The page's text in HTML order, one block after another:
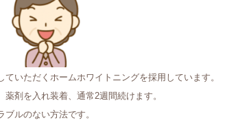
いただくホームホワイトニングを採用しています。
剤を入れ装着、通常2週間続けます。
ルのない方法です。